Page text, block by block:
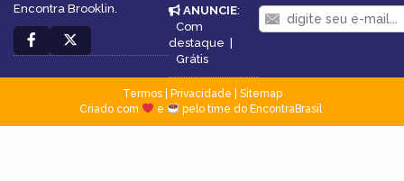
Encontra Brooklin.
ANUNCIE:
Com
destaque |
Grátis
Termos| Privacidade
Sitemap
Criado com
e pelo time do EncontraBrasil